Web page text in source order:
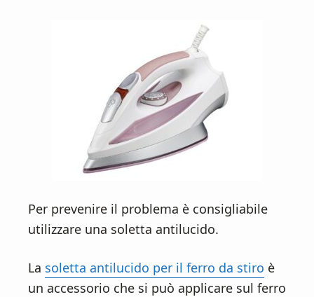
Per prevenire il problema è consigliabile
utilizzare una soletta antilucido.
La soletta antilucido per il ferro da stiro è
un accessorio che si può applicare sul ferro